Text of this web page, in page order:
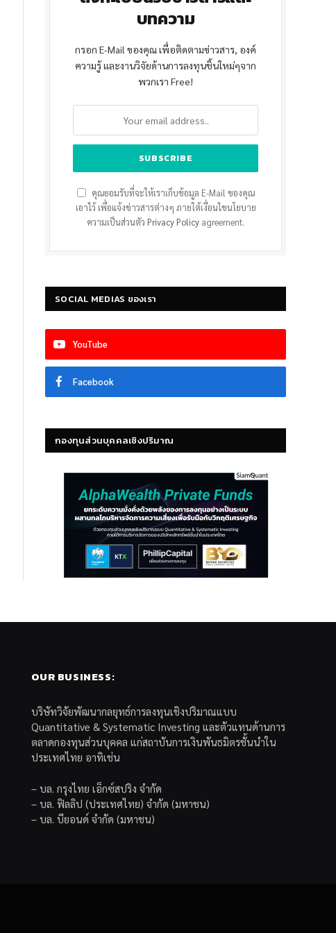
บทความ
กรอก E-Mail ของคุณ เพื่อติดตามข่าวสาร, องค์
ความรู้ และงานวิจัยด้านการลงทุนชิ้นใหม่ๆจาก
พวกเรา Free!
คุณยอมรับที่จะให้เราเก็บข้อมูล E-Mail ของคุณ
เอาไว้ เพื่อแจ้งข่าวสารต่างๆ ภายใต้เงื่อนไขนโยบาย
ความเป็นส่วนตัว Privacy Policy agreement.
SOCIAL MEDIAS ของเรา
YouTube
Facebook
กองทุนส่วนบุคคลเชิงปริมาณ
OUR BUSINESS:
บริษัทวิจัยพัฒนากลยุทธ์การลงทุนเชิงปริมาณแบบ
Quantitative & Systematic Investing และตัวแทนด้านการ
ตลาดกองทุนส่วนบุคคล แก่สถาบันการเงินพันธมิตรชั้นนำใน
ประเทศไทย อาทิเช่น
– บล. กรุงไทย เอ็กซ์สปริง จำกัด
– บล. ฟิลลิป (ประเทศไทย) จำกัด (มหาชน)
– บล. บียอนด์ จำกัด (มหาชน)